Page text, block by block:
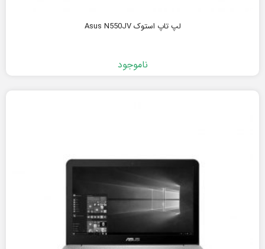
لپ تاپ استوک Asus N550JV
ناموجود